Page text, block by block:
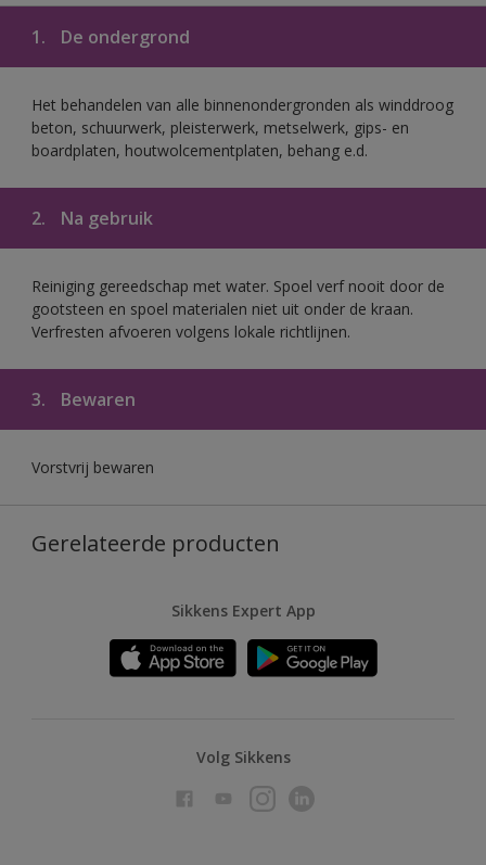
1. De ondergrond
Het behandelen van alle binnenondergronden als winddroog
beton, schuurwerk, pleisterwerk, metselwerk, gips- en
boardplaten, houtwolcementplaten, behang e.d.
2. Na gebruik
Reiniging gereedschap met water. Spoel verf nooit door de
gootsteen en spoel materialen niet uit onder de kraan.
Verfresten afvoeren volgens lokale richtlijnen.
3. Bewaren
Vorstvrij bewaren
Gerelateerde producten
Sikkens Expert App
Volg Sikkens